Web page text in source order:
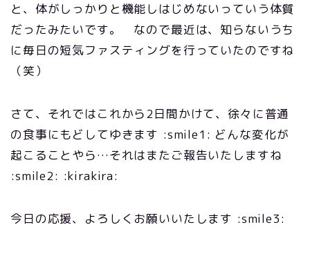
と、体がしっかりと機能しはじめないっていう体質
だったみたいです。 なので最近は、知らないうち
に毎日の短気ファスティングを行っていたのですね
（笑）
さて、それではこれから2日間かけて、徐々に普通
の食事にもどしてゆきます :smile1: どんな変化が
起こることやら…それはまたご報告いたしますね
:smile2: :kirakira:
今日の応援、よろしくお願いいたします :smile3: